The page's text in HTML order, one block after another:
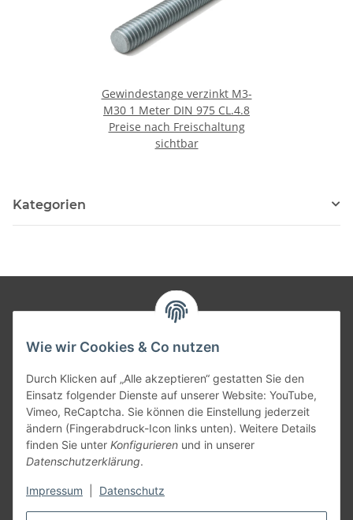
Wie wir Cookies & Co nutzen
Durch Klicken auf „Alle akzeptieren“ gestatten Sie den
Einsatz folgender Dienste auf unserer Website: YouTube,
Vimeo, ReCaptcha. Sie können die Einstellung jederzeit
ändern (Fingerabdruck-Icon links unten). Weitere Details
finden Sie unter Konfigurieren und in unserer
Datenschutzerklärung.
Impressum Datenschutz
Gewindestange verzinkt M3-
M30 1 Meter DIN 975 CL.4.8
Preise nach Freischaltung
sichtbar
Kategorien
Gesetzliche Informationen
Versandpartner
Kundenbewertungen